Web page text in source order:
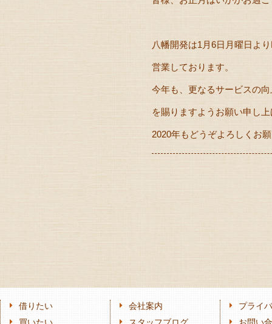
八幡開発は1月6日月曜日よ
営業しております。
今年も、更なるサービスの
を賜りますようお願い申し
2020年もどうぞよろしくお
借りたい
会社案内
プライ